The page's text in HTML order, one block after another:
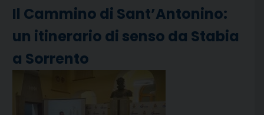
Il Cammino di Sant’Antonino:
un itinerario di senso da Stabia
a Sorrento